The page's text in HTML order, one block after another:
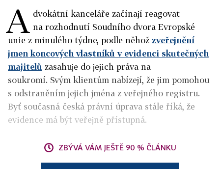
A dvokátní kanceláře začínají reagovat
na rozhodnutí Soudního dvora Evropské
unie z minulého týdne, podle něhož zveřejnění
jmen koncových vlastníků v evidenci skutečných
majitelů zasahuje do jejich práva na
soukromí. Svým klientům nabízejí, že jim pomohou
s odstraněním jejich jména z veřejného registru.
Byť současná česká právní úprava stále říká, že
evidence má být veřejně přístupná.
ZBÝVÁ VÁM JEŠTĚ 90 % ČLÁNKU